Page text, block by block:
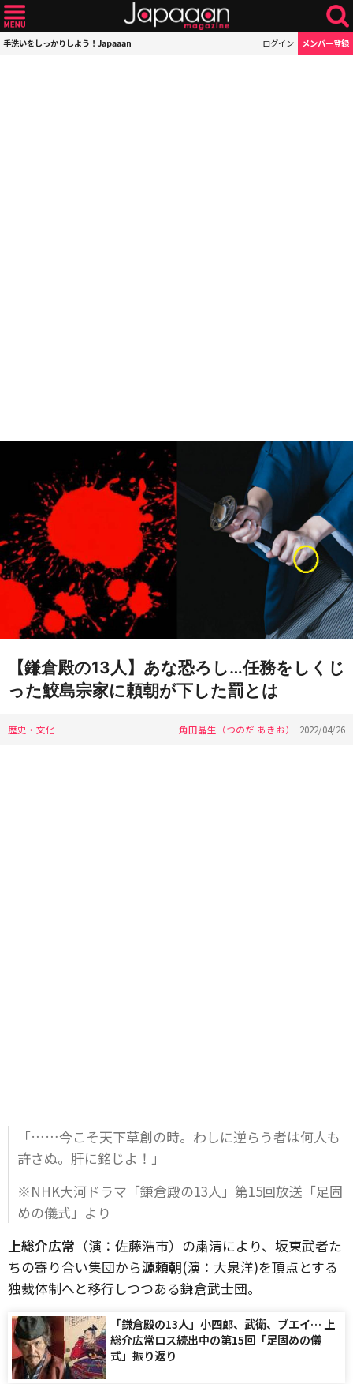
手洗いをしっかりしよう！Japaaan ログイン メンバー登録
【鎌倉殿の13人】あな恐ろし…任務をしくじ
った鮫島宗家に頼朝が下した罰とは
歴史・文化 角田晶生（つのだ あきお） 2022/04/26
「……今こそ天下草創の時。わしに逆らう者は何人も
許さぬ。肝に銘じよ！」
※NHK大河ドラマ「鎌倉殿の13人」第15回放送「足固
めの儀式」より
上総介広常 （演：佐藤浩市）の粛清により、坂東武者た
ちの寄り合い集団から源頼朝(演：大泉洋)を頂点とする
独裁体制へと移行しつつある鎌倉武士団。
「鎌倉殿の13人」小四郎、武衛、ブエイ… 上
総介広常ロス続出中の第15回「足固めの儀
式」振り返り